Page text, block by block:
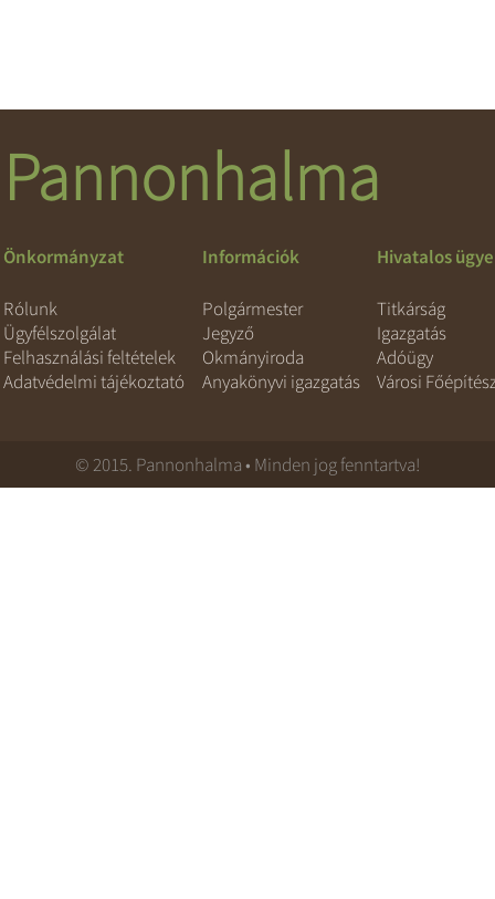
Pannonhalma
Önkormányzat
Rólunk
Ügyfélszolgálat
Felhasználási feltételek
Adatvédelmi tájékoztató
Információk
Polgármester
Jegyző
Okmányiroda
Anyakönyvi igazgatás
Hivatalos
Titkárság
Igazgatás
Adóügy
Városi
© 2015. Pannonhalma • Minden jog fenntartva!